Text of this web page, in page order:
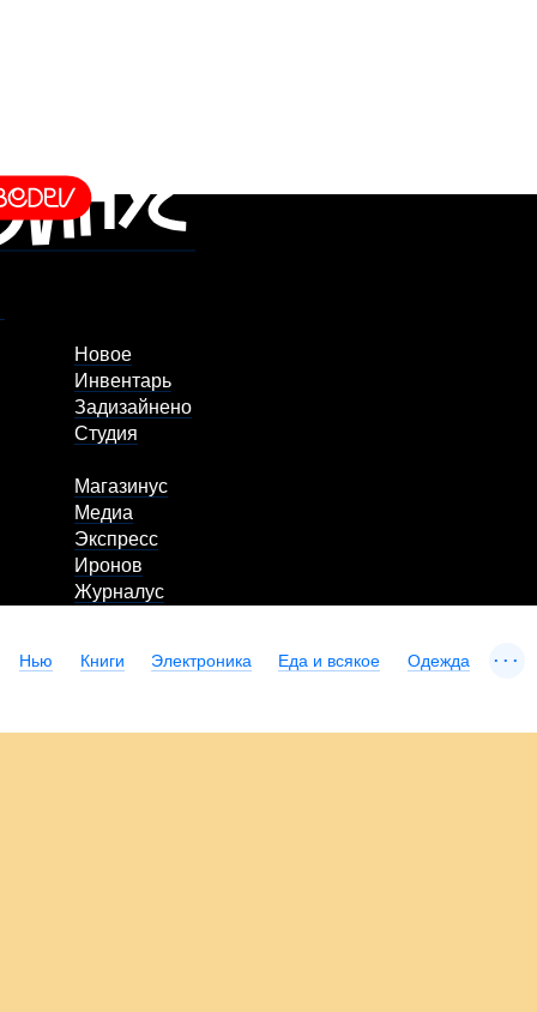
Новое
Инвентарь
Задизайнено
Студия
Магазинус
Медиа
Экспресс
Иронов
Журналус
Нью Книги Электроника Еда и всякое Одежда ...